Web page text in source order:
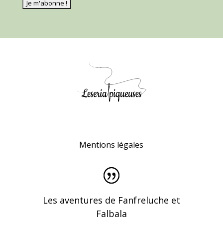
Mentions légales
Les aventures de Fanfreluche et
Falbala